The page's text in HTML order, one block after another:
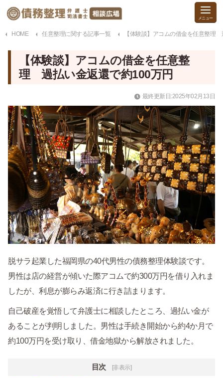
HOME 任意整理に関する記事一覧 【体験談】アコムの借金を任意整理
【体験談】アコムの借金を任意整
理 過払い金返還で約100万円
最終更新日:2025年02月13日
脱サラ起業した福岡県の40代男性の債務整理体験談です。
男性は店の経営が傾いた際アコムで約300万円を借り入れま
したが、利息が膨らみ返済に行き詰まります。
自己破産を覚悟して弁護士に相談したところ、過払い金が
あることが判明しました。男性は手続き開始から約4か月で
約100万円を受け取り、借金地獄から解放されました。
目次 [非表示]